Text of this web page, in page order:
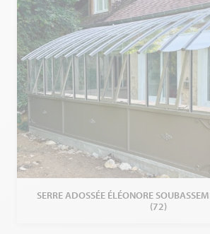
SERRE ADOSSÉE ÉLÉONORE
(72)